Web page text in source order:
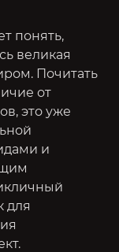
понять,
великая
Почитать
от
это уже
и
для